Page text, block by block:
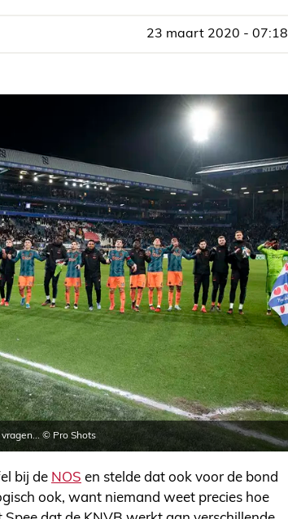
23 maart 2020 - 07:18
© Pro Shots
bij de NOS en stelde dat ook voor de bond
ook, want niemand weet precies hoe